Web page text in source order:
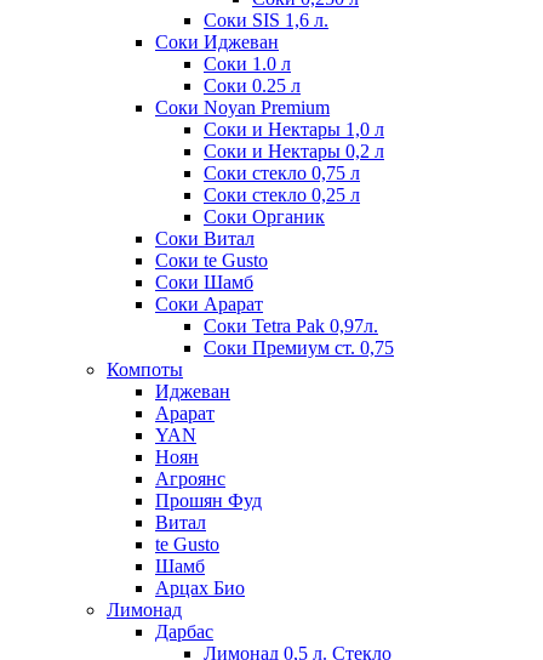
Соки SIS 1,6 л.
Соки Иджеван
Соки 1.0 л
Соки 0.25 л
Соки Noyan Premium
Соки и Нектары 1,0 л
Соки и Нектары 0,2 л
Соки стекло 0,75 л
Соки стекло 0,25 л
Соки Органик
Соки Витал
Соки te Gusto
Соки Шамб
Соки Арарат
Соки Tetra Pak 0,97л.
Соки Премиум ст. 0,75
Компоты
Иджеван
Арарат
YAN
Ноян
Агроянс
Прошян Фуд
Витал
te Gusto
Шамб
Арцах Био
Лимонад
Дарбас
Лимонад 0,5 л. Стекло